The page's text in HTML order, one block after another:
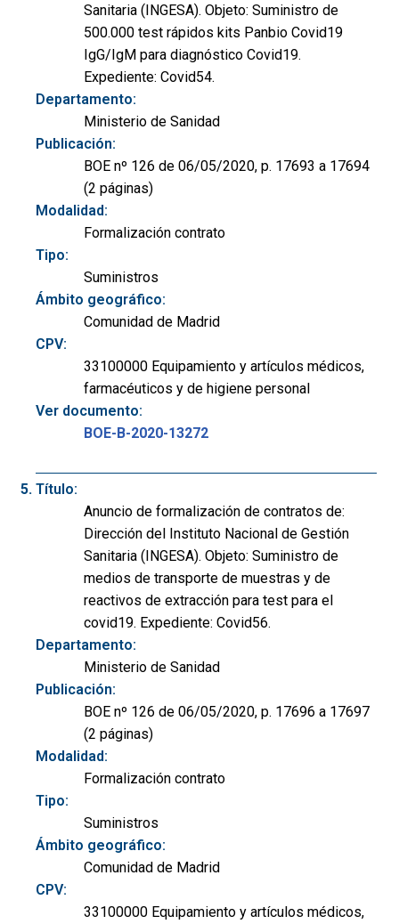
Sanitaria (INGESA). Objeto: Suministro de
500.000 test rápidos kits Panbio Covid19
IgG/IgM para diagnóstico Covid19.
Expediente: Covid54.
Departamento:
Ministerio de Sanidad
Publicación:
BOE nº 126 de 06/05/2020, p. 17693 a 17694
(2 páginas)
Modalidad:
Formalización contrato
Tipo:
Suministros
Ámbito geográfico:
Comunidad de Madrid
CPV:
33100000 Equipamiento y artículos médicos,
farmacéuticos y de higiene personal
Ver documento:
BOE-B-2020-13272
Título:
Anuncio de formalización de contratos de:
Dirección del Instituto Nacional de Gestión
Sanitaria (INGESA). Objeto: Suministro de
medios de transporte de muestras y de
reactivos de extracción para test para el
covid19. Expediente: Covid56.
Departamento:
Ministerio de Sanidad
Publicación:
BOE nº 126 de 06/05/2020, p. 17696 a 17697
(2 páginas)
Modalidad:
Formalización contrato
Tipo:
Suministros
Ámbito geográfico:
Comunidad de Madrid
CPV:
33100000 Equipamiento y artículos médicos,